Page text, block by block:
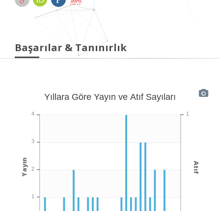
Başarılar & Tanınırlık
Yıllara Göre Yayın ve Atıf Sayıları
1
Atıf
4
3
2
1
Yayın